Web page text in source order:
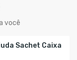
você
Sachet Caixa